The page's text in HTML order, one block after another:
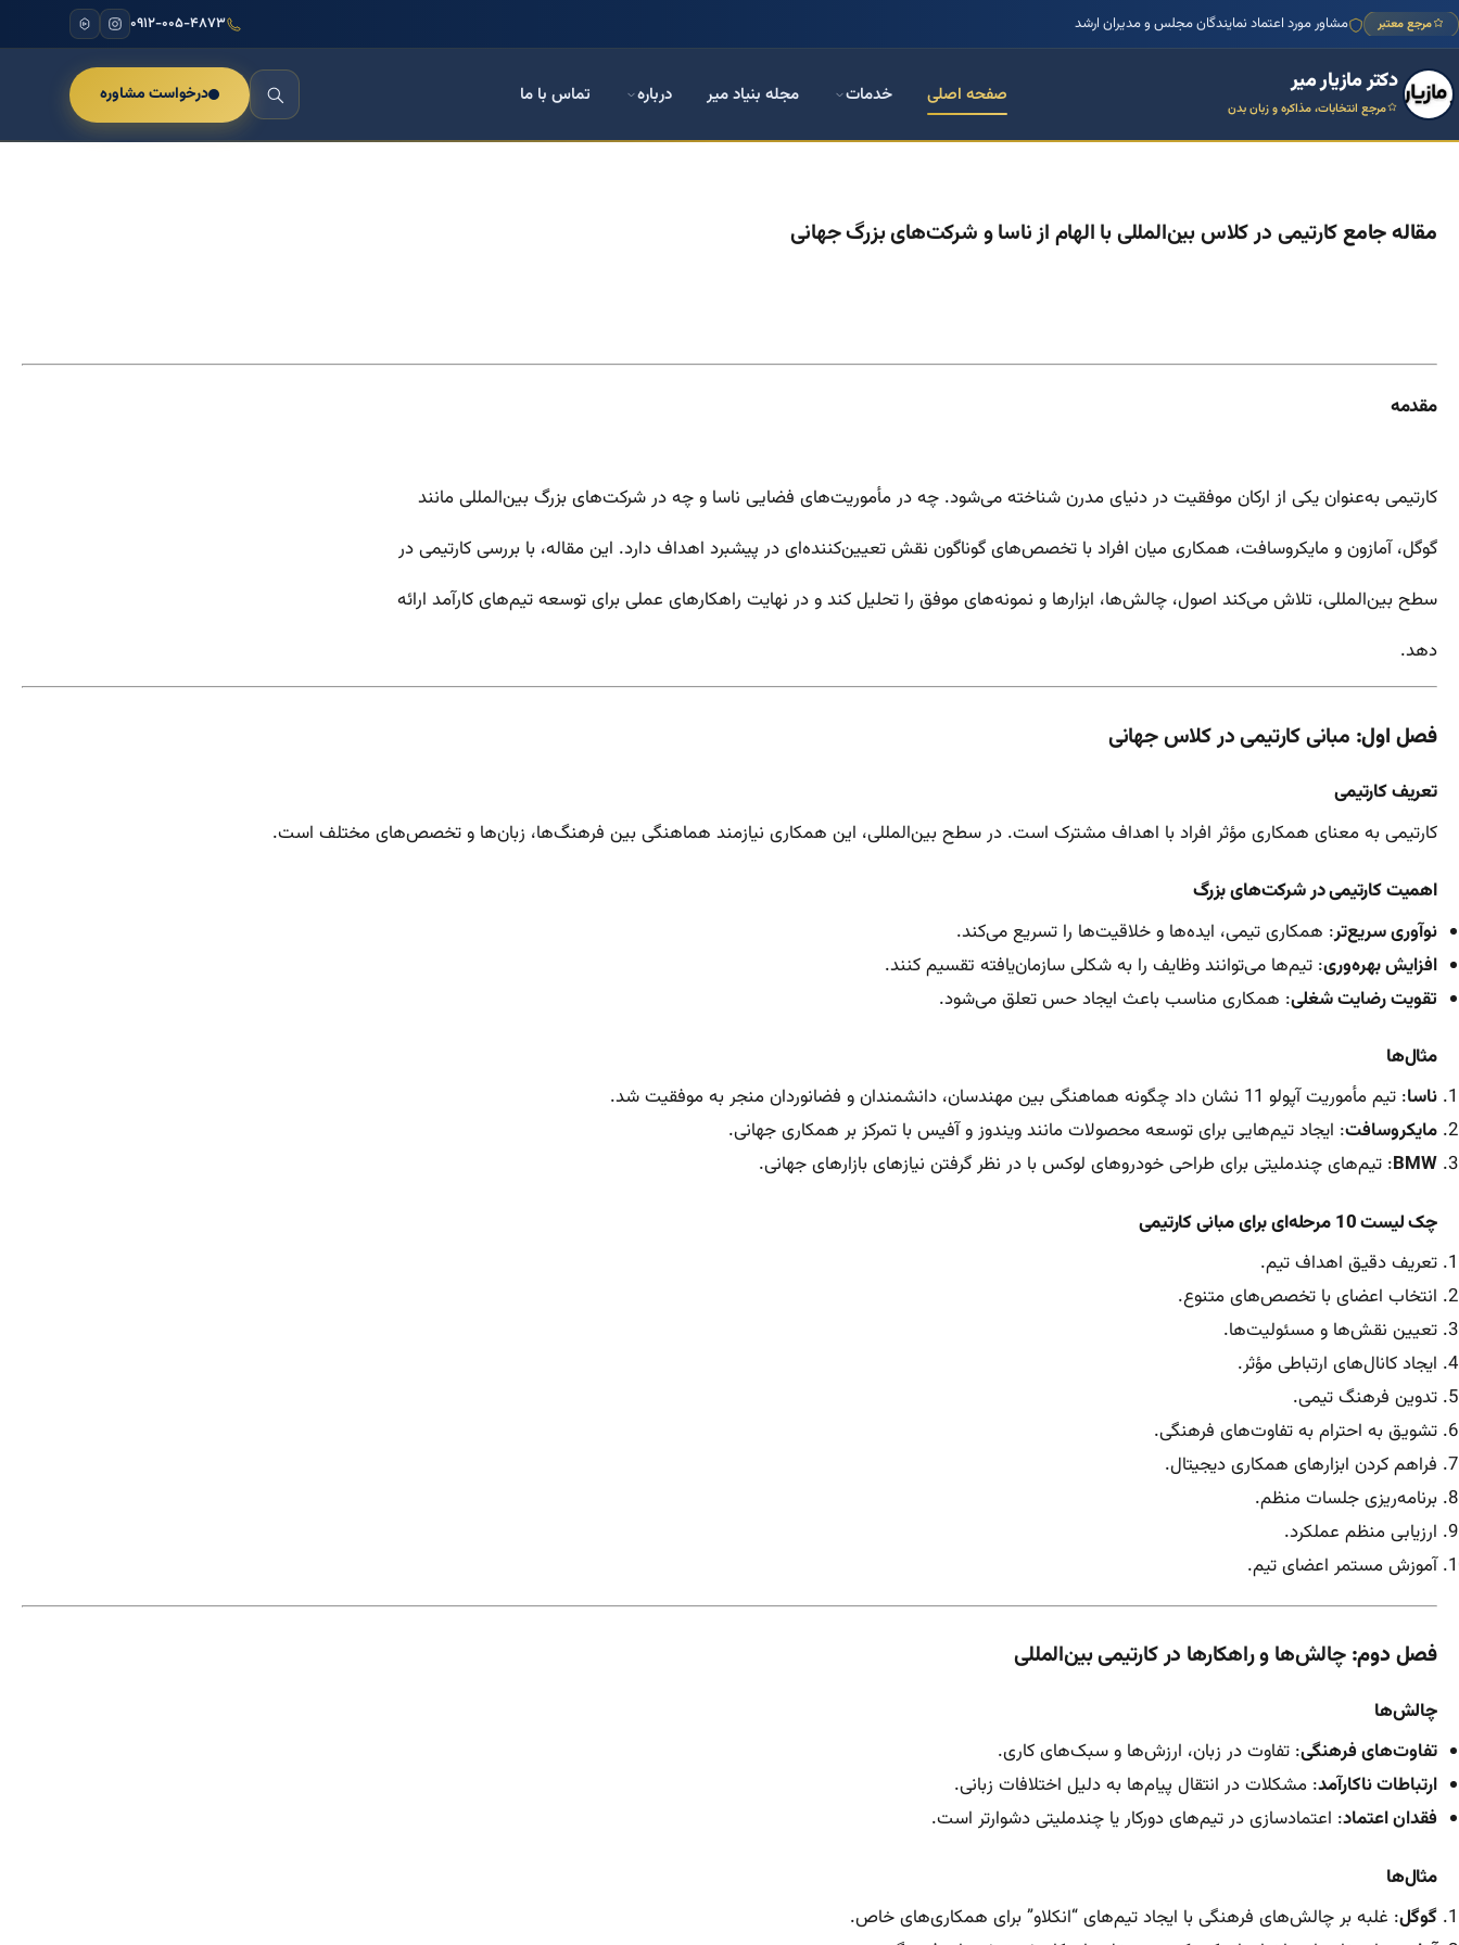
مرجع معتبر مشاور مورد اعتماد نمایندگان مجلس و مدیران ارشد ۰۹۱۲-۰۰۵-۴۸۷۳
دکتر مازیار میر
مرجع انتخابات، مذاکره و زبان بدن
صفحه اصلی خدمات مجله بنیاد میر درباره تماس با ما درخواست مشاوره
مقاله جامعکارتیمی در کلاس بین‌المللی با الهام از ناسا و شرکت‌های بزرگ جهانی
مقدمه
کارتیمی به‌عنوان یکی از ارکان موفقیت در دنیای مدرن شناخته می‌شود. چه در مأموریت‌های فضایی ناسا و چه در شرکت‌های بزرگ بین‌المللی مانند
گوگل، آمازون و مایکروسافت، همکاری میان افراد با تخصص‌های گوناگون نقش تعیین‌کننده‌ای در پیشبرد اهداف دارد. این مقاله، با بررسی کارتیمی در
سطح بین‌المللی، تلاش می‌کند اصول، چالش‌ها، ابزارها و نمونه‌های موفق را تحلیل کند و در نهایت راهکارهای عملی برای توسعه تیم‌های کارآمد ارائه
دهد.
فصل اول: مبانی کارتیمی در کلاس جهانی
تعریف کارتیمی
کارتیمی به معنای همکاری مؤثر افراد با اهداف مشترک است. در سطح بین‌المللی، این همکاری نیازمند هماهنگی بین فرهنگ‌ها، زبان‌ها و تخصص‌های مختلف است.
اهمیت کارتیمی در شرکت‌های بزرگ
نوآوری سریع‌تر: همکاری تیمی، ایده‌ها و خلاقیت‌ها را تسریع می‌کند.
افزایش بهره‌وری: تیم‌ها می‌توانند وظایف را به شکلی سازمان‌یافته تقسیم کنند.
تقویت رضایت شغلی: همکاری مناسب باعث ایجاد حس تعلق می‌شود.
مثال‌ها
ناسا: تیم مأموریت آپولو 11 نشان داد چگونه هماهنگی بین مهندسان، دانشمندان و فضانوردان منجر به موفقیت شد.
مایکروسافت: ایجاد تیم‌هایی برای توسعه محصولات مانند ویندوز و آفیس با تمرکز بر همکاری جهانی.
BMW: تیم‌های چندملیتی برای طراحی خودروهای لوکس با در نظر گرفتن نیازهای بازارهای جهانی.
چک لیست 10 مرحله‌ای برای مبانی کارتیمی
تعریف دقیق اهداف تیم.
انتخاب اعضای با تخصص‌های متنوع.
تعیین نقش‌ها و مسئولیت‌ها.
ایجاد کانال‌های ارتباطی مؤثر.
تدوین فرهنگ تیمی.
تشویق به احترام به تفاوت‌های فرهنگی.
فراهم کردن ابزارهای همکاری دیجیتال.
برنامه‌ریزی جلسات منظم.
ارزیابی منظم عملکرد.
آموزش مستمر اعضای تیم.
فصل دوم:چالش‌ها و راهکارها در کارتیمی بین‌المللی
چالش‌ها
تفاوت‌های فرهنگی: تفاوت در زبان، ارزش‌ها و سبک‌های کاری.
ارتباطات ناکارآمد: مشکلات در انتقال پیام‌ها به دلیل اختلافات زبانی.
فقدان اعتماد: اعتمادسازی در تیم‌های دورکار یا چندملیتی دشوارتر است.
مثال‌ها
گوگل: غلبه بر چالش‌های فرهنگی با ایجاد تیم‌های “انکلاو” برای همکاری‌های خاص.